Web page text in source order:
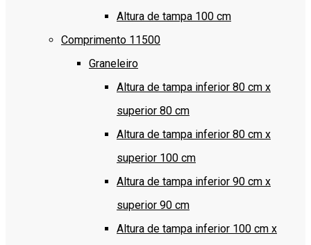
Altura de tampa 100 cm
Comprimento 11500
Graneleiro
Altura de tampa inferior 80 cm x
superior 80 cm
Altura de tampa inferior 80 cm x
superior 100 cm
Altura de tampa inferior 90 cm x
superior 90 cm
Altura de tampa inferior 100 cm x